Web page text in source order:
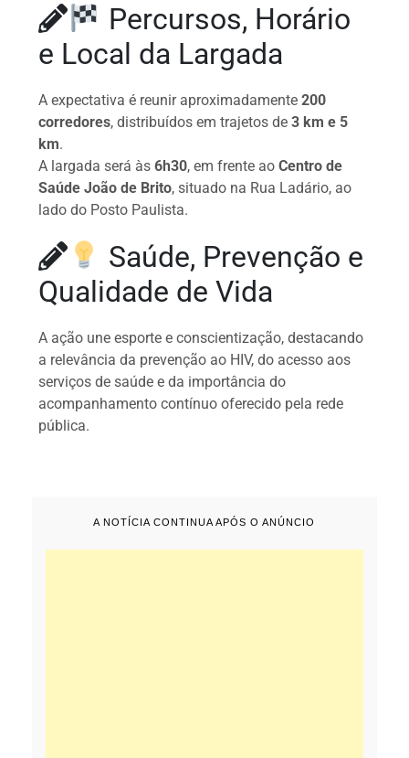
Percursos, Horário
e Local da Largada
A expectativa é reunir aproximadamente200
corredores, distribuídos em trajetos de3 km e 5
km.
A largada será às6h30, em frente aoCentro de
Saúde João de Brito, situado na Rua Ladário, ao
lado do Posto Paulista.
Saúde, Prevenção e
Qualidade de Vida
A ação une esporte e conscientização, destacando
a relevância da prevenção ao HIV, do acesso aos
serviços de saúde e da importância do
acompanhamento contínuo oferecido pela rede
pública.
A NOTÍCIA CONTINUA APÓS O ANÚNCIO